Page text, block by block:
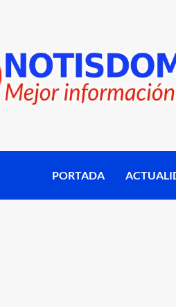
PORTADA